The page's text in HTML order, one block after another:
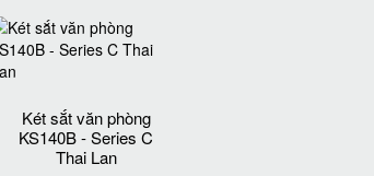
Két sắt văn phòng
KS140B - Series C
Thai Lan